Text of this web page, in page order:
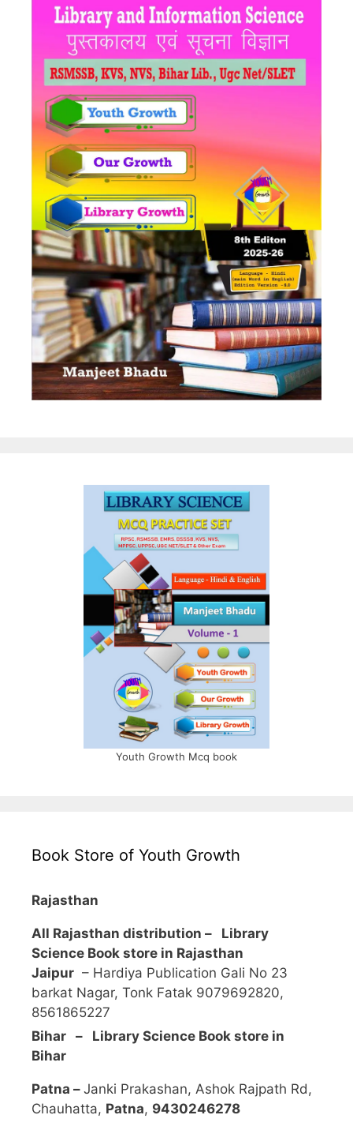
Youth Growth Mcq book
Book Store of Youth Growth
Rajasthan
All Rajasthan distribution – Library
Science Book store in Rajasthan
Jaipur – Hardiya Publication Gali No 23
barkat Nagar, Tonk Fatak 9079692820,
8561865227
Bihar – Library Science Book store in
Bihar
Patna – Janki Prakashan, Ashok Rajpath Rd,
Chauhatta, Patna, 9430246278